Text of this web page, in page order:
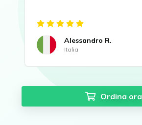
Alessandro R.
Italia
Ordina ora